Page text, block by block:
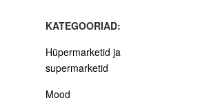
KATEGOORIAD:
Hüpermarketid ja
supermarketid
Mood